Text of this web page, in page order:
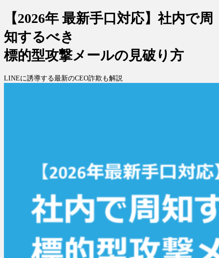
【2026年 最新手口対応】社内で周
知するべき
標的型攻撃メールの見破り方
LINEに誘導する最新のCEO詐欺も解説